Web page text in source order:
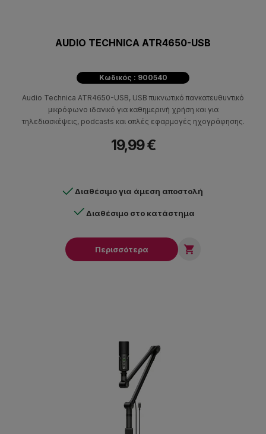
AUDIO TECHNICA ATR4650-USB
Κωδικός : 900540
Audio Technica ATR4650-USB, USB πυκνωτικό πανκατευθυντικό
μικρόφωνο ιδανικό για καθημερινή χρήση και για
τηλεδιασκέψεις, podcasts και απλές εφαρμογές ηχογράφησης.
19,99 €
Διαθέσιμο για άμεση αποστολή
Διαθέσιμο στο κατάστημα
Περισσότερα 